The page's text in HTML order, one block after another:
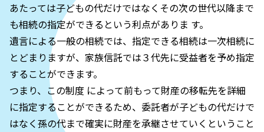
あたっては子どもの代だけではなくその次の世代以降まで
も相続の指定ができるという利点がありま す。
遺言による一般の相続では、指定できる相続は一次相続に
とどまりますが、家族信託では３代先に受益者を予め指定
することができます。
つまり、この制度 によって前もって財産の移転先を詳細
に指定することができるため、委託者が子どもの代だけで
はなく孫の代まで確実に財産を承継させていくということ